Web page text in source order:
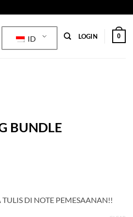
ID LOGIN 0
BUNDLE
DI NOTE PEMESAANAN!!